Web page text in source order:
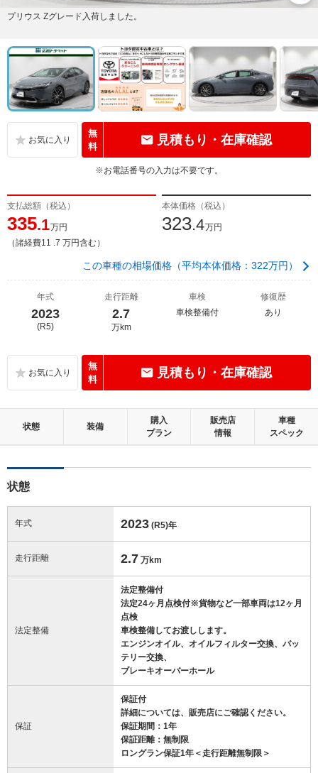
プリウス Zグレード入荷しました。
無
料
見積もり・在庫確認
※お電話番号の入力は不要です。
支払総額（税込）
335.1万円
（諸経費11 .7 万円含む）
本体価格（税込）
323.4万円
この車種の相場価格（平均本体価格：322万円）
年式
2023
(R5)
走行距離
2.7
万km
車検
車検整備付
修復歴
あり
無
料
見積もり・在庫確認
状態 装備
購入
プラン
販売店
情報
車種
スペック
状態
年式 2023 (R5)年
走行距離 2.7 万km
法定整備
法定整備付
法定24ヶ月点検付※貨物など一部車両は12ヶ月
点検
車検整備してお渡しします。
エンジンオイル、オイルフィルター交換、バッ
テリー交換、
ブレーキオーバーホール
保証
保証付
詳細については、販売店にご確認ください。
保証期間：1年
保証距離：無制限
ロングラン保証1年＜走行距離無制限＞